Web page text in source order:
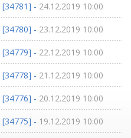
[34781] - 24.12.2019 10:00
[34780] - 23.12.2019 10:00
[34779] - 22.12.2019 10:00
[34778] - 21.12.2019 10:00
[34776] - 20.12.2019 10:00
[34775] - 19.12.2019 10:00